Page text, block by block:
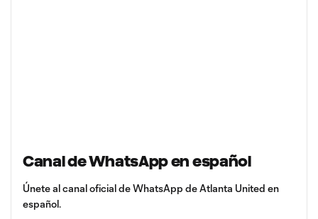
Canal de WhatsApp en español
Únete al canal oficial de WhatsApp de Atlanta United en
español.